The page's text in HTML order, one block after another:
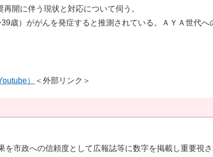
開に伴う現状と対応について伺う。
歳）ががんを発症すると推測されている。ＡＹＡ世代へ
）​ ＜外部リンク＞
を市政への信頼度として広報誌等に数字を掲載し重要視